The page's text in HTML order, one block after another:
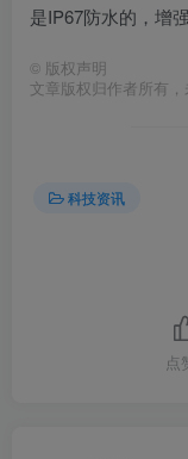
是IP67防水的，增
© 版权声明
文章版权归作者所有，
科技资讯
点